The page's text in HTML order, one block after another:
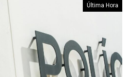
Última Hora